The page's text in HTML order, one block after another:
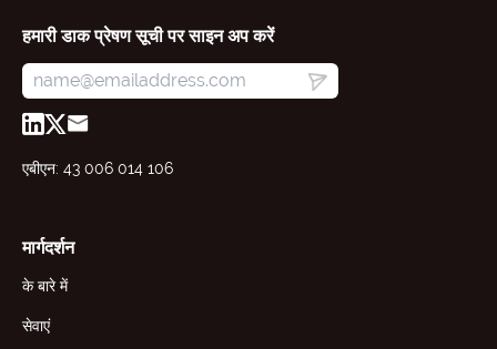
हमारी डाक प्रेषण सूची पर साइन अप करें
एबीएन: 43 006 014 106
मार्गदर्शन
के बारे में
सेवाएं